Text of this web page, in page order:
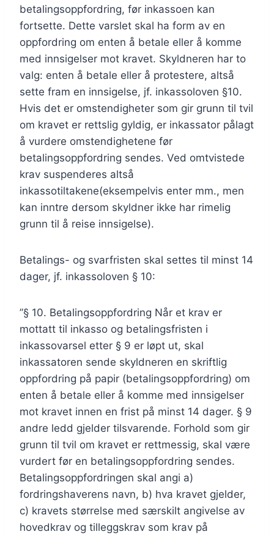
betalingsoppfordring, før inkassoen kan
fortsette. Dette varslet skal ha form av en
oppfordring om enten å betale eller å komme
med innsigelser mot kravet. Skyldneren har to
valg: enten å betale eller å protestere, altså
sette fram en innsigelse, jf. inkassoloven §10.
Hvis det er omstendigheter som gir grunn til tvil
om kravet er rettslig gyldig, er inkassator pålagt
å vurdere omstendighetene før
betalingsoppfordring sendes. Ved omtvistede
krav suspenderes altså
inkassotiltakene(eksempelvis enter mm., men
kan inntre dersom skyldner ikke har rimelig
grunn til å reise innsigelse).
Betalings- og svarfristen skal settes til minst 14
dager, jf. inkassoloven § 10:
”§ 10. Betalingsoppfordring Når et krav er
mottatt til inkasso og betalingsfristen i
inkassovarsel etter § 9 er løpt ut, skal
inkassatoren sende skyldneren en skriftlig
oppfordring på papir (betalingsoppfordring) om
enten å betale eller å komme med innsigelser
mot kravet innen en frist på minst 14 dager. § 9
andre ledd gjelder tilsvarende. Forhold som gir
grunn til tvil om kravet er rettmessig, skal være
vurdert før en betalingsoppfordring sendes.
Betalingsoppfordringen skal angi a)
fordringshaverens navn, b) hva kravet gjelder,
c) kravets størrelse med særskilt angivelse av
hovedkrav og tilleggskrav som krav på